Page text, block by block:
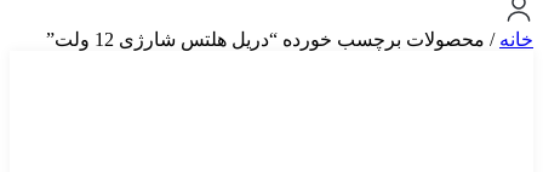
برچسب خورده “دریل هلتس شارژی 12 ولت”